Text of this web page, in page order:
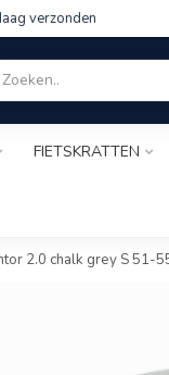
verzonden
FIETSKRATTEN
2.0 chalk grey S 51-